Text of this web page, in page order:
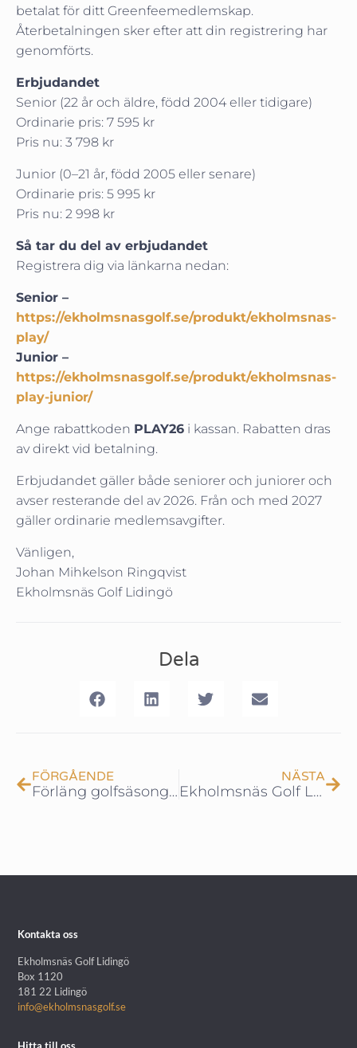
betalat för ditt Greenfeemedlemskap.
Återbetalningen sker efter att din registrering har
genomförts.
Erbjudandet
Senior (22 år och äldre, född 2004 eller tidigare)
Ordinarie pris: 7 595 kr
Pris nu: 3 798 kr
Junior (0–21 år, född 2005 eller senare)
Ordinarie pris: 5 995 kr
Pris nu: 2 998 kr
Så tar du del av erbjudandet
Registrera dig via länkarna nedan:
Senior –
https://ekholmsnasgolf.se/produkt/ekholmsnas-
play/
Junior –
https://ekholmsnasgolf.se/produkt/ekholmsnas-
play-junior/
Ange rabattkoden PLAY26 i kassan. Rabatten dras
av direkt vid betalning.
Erbjudandet gäller både seniorer och juniorer och
avser resterande del av 2026. Från och med 2027
gäller ordinarie medlemsavgifter.
Vänligen,
Johan Mihkelson Ringqvist
Ekholmsnäs Golf Lidingö
Dela
FÖRGÅENDE
Förläng golfsäsongen – följ med oss till Mallorca i höst!
NÄSTA
Ekholmsnäs Golf Lidingö är nu en av Sveriges största juniorklubbar!
Kontakta oss
Ekholmsnäs Golf Lidingö
Box 1120
181 22 Lidingö
info@ekholmsnasgolf.se